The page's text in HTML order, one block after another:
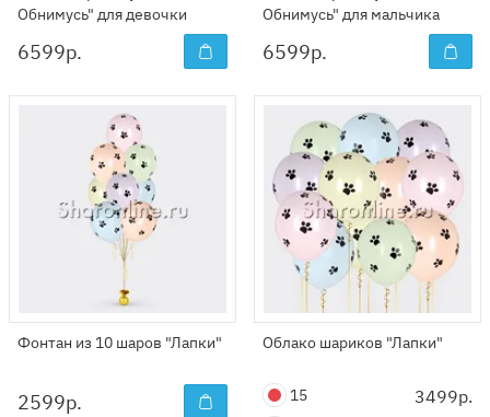
Обнимусь" для девочки
6599р.
Обнимусь" для мальчика
6599р.
Фонтан из 10 шаров "Лапки"
2599р.
Облако шариков "Лапки"
15 3499р.